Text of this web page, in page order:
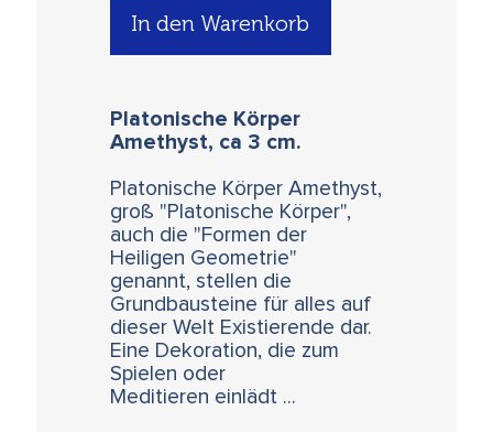
In den Warenkorb
Platonische Körper
Amethyst, ca 3 cm.
Platonische Körper Amethyst,
groß "Platonische Körper",
auch die "Formen der
Heiligen Geometrie"
genannt, stellen die
Grundbausteine für alles auf
dieser Welt Existierende dar.
Eine Dekoration, die zum
Spielen oder
Meditieren einlädt ...